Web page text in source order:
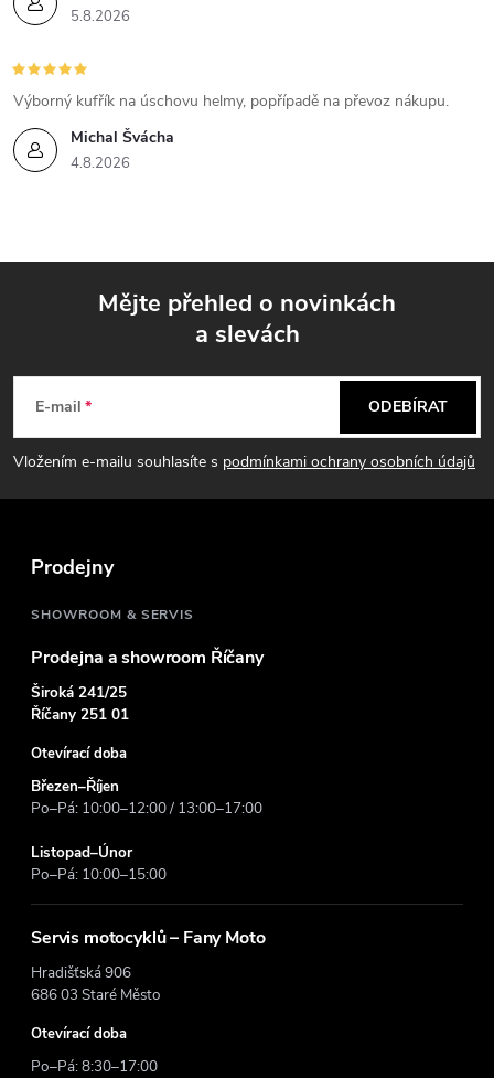
5.8.2026
Michal Švácha
4.8.2026
Výborný kufřík na úschovu helmy, popřípadě na převoz nákupu.
p
a
Mějte přehled o novinkách
a slevách
E-mail
Vložením e-mailu souhlasíte s podmínkami ochrany osobních údajů
ODEBÍRAT
Prodejny
SHOWROOM & SERVIS
Prodejna a showroom Říčany
Široká 241/25
Říčany 251 01
Otevírací doba
Březen–Říjen
Po–Pá: 10:00–12:00 / 13:00–17:00
Listopad–Únor
Po–Pá: 10:00–15:00
Servis motocyklů – Fany Moto
Hradišťská 906
686 03 Staré Město
Otevírací doba
Po–Pá: 8:30–17:00